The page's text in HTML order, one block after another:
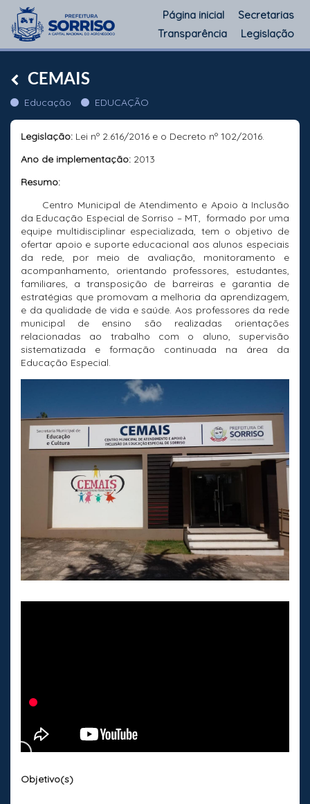
Página inicial
Secretarias
Transparência
Legislação
CEMAIS
Educação EDUCAÇÃO
Legislação: Lei nº 2.616/2016 e o Decreto nº 102/2016.
Ano de implementação: 2013
Resumo:
Centro Municipal de Atendimento e Apoio à Inclusão
da Educação Especial de Sorriso – MT, formado por uma
equipe multidisciplinar especializada, tem o objetivo de
ofertar apoio e suporte educacional aos alunos especiais
da rede, por meio de avaliação, monitoramento e
acompanhamento, orientando professores, estudantes,
familiares, a transposição de barreiras e garantia de
estratégias que promovam a melhoria da aprendizagem,
e da qualidade de vida e saúde. Aos professores da rede
municipal de ensino são realizadas orientações
relacionadas ao trabalho com o aluno, supervisão
sistematizada e formação continuada na área da
Educação Especial.
Objetivo(s)